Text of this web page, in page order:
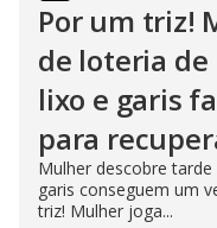
Por um triz!
de loteria de
lixo e garis
para
Mulher descobre
garis conseguem um
triz! Mulher joga...